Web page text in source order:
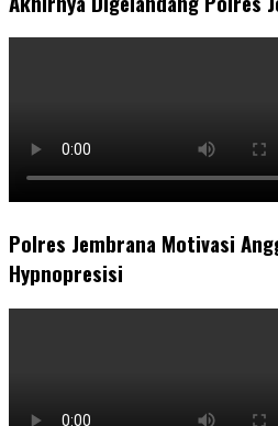
Polres Jembrana Motivasi
Hypnopresisi